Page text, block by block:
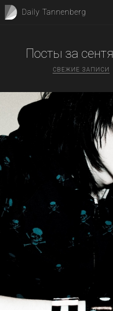
Daily Tannenberg
Посты за
СВЕЖИЕ ЗАПИСИ